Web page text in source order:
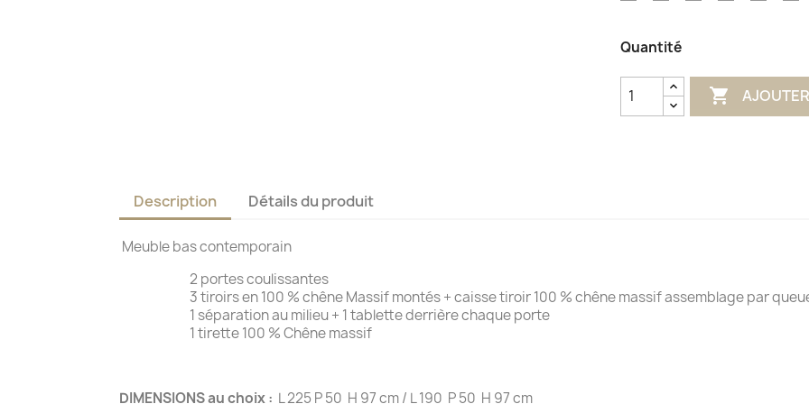
Quantité

Description Détails du produit
Meuble bas contemporain
2 portes coulissantes
3 tiroirs en 100 % chêne Massif montés + caisse tiroir 100 % chêne massif assemblage par
1 séparation au milieu + 1 tablette derrière chaque porte
1 tirette 100 % Chêne massif
DIMENSIONS au choix : L 225 P 50 H 97 cm / L 190 P 50 H 97 cm